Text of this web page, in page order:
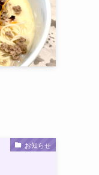
記念！オリジナルグ
お知らせ